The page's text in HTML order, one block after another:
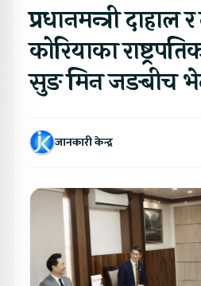
प्रधानमन्त्री दाहाल
कोरियाका
सुङ मिन जङबीच
जानकारी केन्द्र